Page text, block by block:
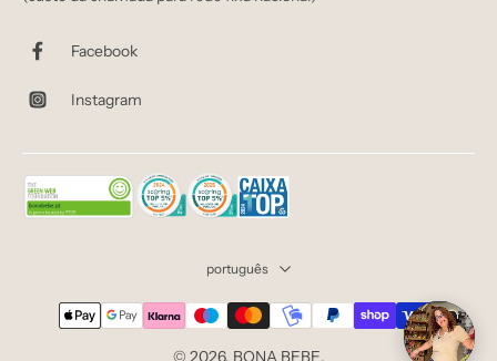
Facebook
Instagram
português
© 2026, BONA BEBE.